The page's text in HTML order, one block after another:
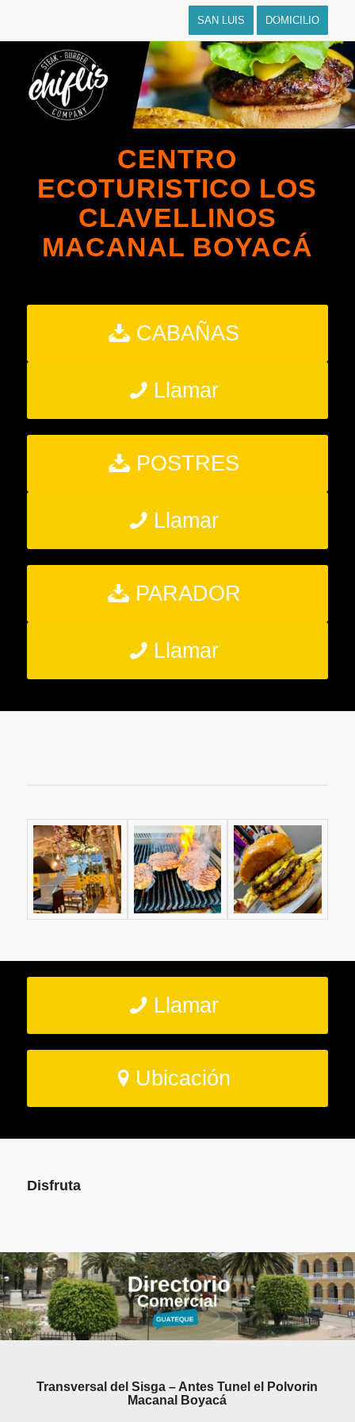
SAN LUIS DOMICILIO
CENTRO
ECOTURISTICO LOS
CLAVELLINOS
MACANAL BOYACÁ
CABAÑAS
Llamar
POSTRES
Llamar
PARADOR
Llamar
Llamar
Ubicación
Disfruta
Transversal del Sisga – Antes Tunel el Polvorin
Macanal Boyacá